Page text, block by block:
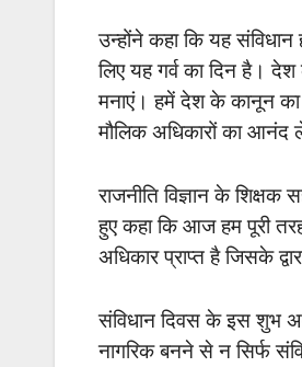
उन्होंने कहा कि यह
लिए यह गर्व का दिन है।
मनाएं। हमें देश के कानून का
मौलिक अधिकारों का आनंद
राजनीति विज्ञान के
हुए कहा कि आज हम पूरी
अधिकार प्राप्त है जिसके
संविधान दिवस के इस शुभ
नागरिक बनने से न सिर्फ